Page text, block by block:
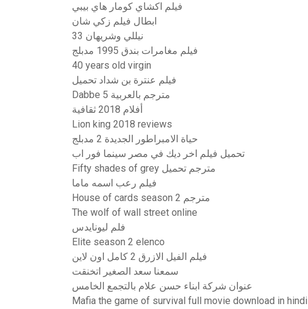
فيلم اكشاي كومار هاي بيبي
ابطال فيلم زكي شان
نيللي وشريهان 33
فيلم مغامرات بندق 1995 مدبلج
40 years old virgin
فيلم عنترة بن شداد تحميل
Dabbe 5 مترجم بالعربية
أفلام 2018 ثقافية
Lion king 2018 reviews
حياة الامبراطور الجديدة 2 مدبلج
تحميل فيلم اخر ديك في مصر سينما فور اب
Fifty shades of grey مترجم تحميل
فيلم رعب اسمه ماما
House of cards season 2 مترجم
The wolf of wall street online
فلم ليونايدس
Elite season 2 elenco
فيلم الفيل الازرق 2 كامل اون لاين
سمعنا سعد الصغير اتخنقت
عنوان شركة ابناء حسن علام بالتجمع الخامس
Mafia the game of survival full movie download in hindi